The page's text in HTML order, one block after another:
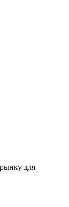
капитала
для